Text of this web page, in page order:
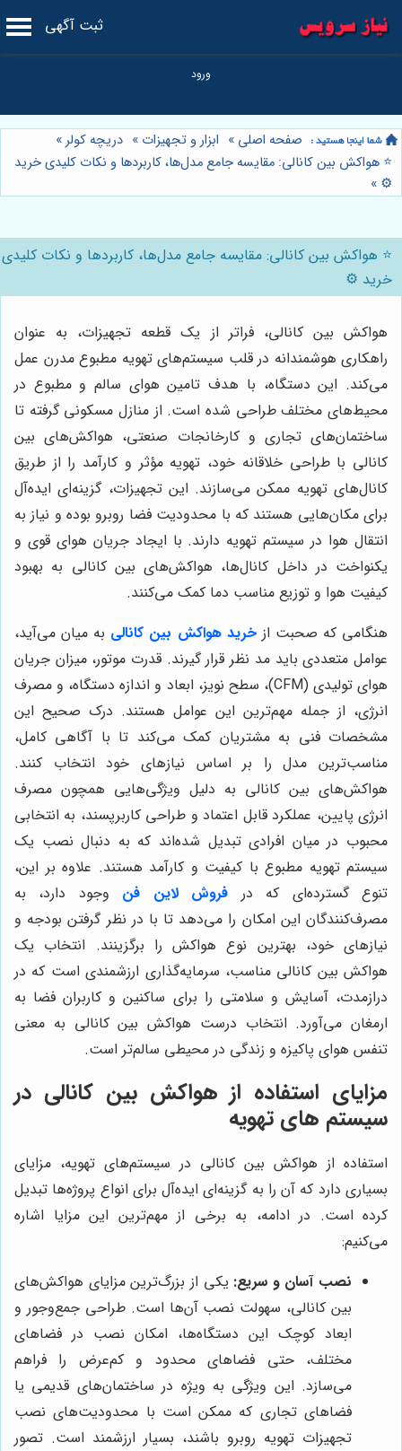
ثبت آگهی
صفحه اصلی » ابزار و تجهیزات » دریچه کولر»
⭐️ هواکش بین کانالی: مقایسه جامع مدل‌ها، کاربردها و نکات کلیدی خرید
⚙️
»
⭐️ هواکش بین کانالی: مقایسه جامع مدل‌ها، کاربردها و نکات کلیدی
خرید ⚙️
هواکش بین کانالی، فراتر از یک قطعه تجهیزات، به عنوان
راهکاری هوشمندانه در قلب سیستم‌های تهویه مطبوع مدرن عمل
می‌کند. این دستگاه، با هدف تامین هوای سالم و مطبوع در
محیط‌های مختلف طراحی شده است. از منازل مسکونی گرفته تا
ساختمان‌های تجاری و کارخانجات صنعتی، هواکش‌های بین
کانالی با طراحی خلاقانه خود، تهویه مؤثر و کارآمد را از طریق
کانال‌های تهویه ممکن می‌سازند. این تجهیزات، گزینه‌ای ایده‌آل
برای مکان‌هایی هستند که با محدودیت فضا روبرو بوده و نیاز به
انتقال هوا در سیستم تهویه دارند. با ایجاد جریان هوای قوی و
یکنواخت در داخل کانال‌ها، هواکش‌های بین کانالی به بهبود
کیفیت هوا و توزیع مناسب دما کمک می‌کنند.
هنگامی که صحبت ازخرید هواکش بین کانالی به میان می‌آید،
عوامل متعددی باید مد نظر قرار گیرند. قدرت موتور، میزان جریان
هوای تولیدی (CFM)، سطح نویز، ابعاد و اندازه دستگاه، و مصرف
انرژی، از جمله مهم‌ترین این عوامل هستند. درک صحیح این
مشخصات فنی به مشتریان کمک می‌کند تا با آگاهی کامل،
مناسب‌ترین مدل را بر اساس نیازهای خود انتخاب کنند.
هواکش‌های بین کانالی به دلیل ویژگی‌هایی همچون مصرف
انرژی پایین، عملکرد قابل اعتماد و طراحی کاربرپسند، به انتخابی
محبوب در میان افرادی تبدیل شده‌اند که به دنبال نصب یک
سیستم تهویه مطبوع با کیفیت و کارآمد هستند. علاوه بر این،
تنوع گسترده‌ای که در فروش لاین فن وجود دارد، به
مصرف‌کنندگان این امکان را می‌دهد تا با در نظر گرفتن بودجه و
نیازهای خود، بهترین نوع هواکش را برگزینند. انتخاب یک
هواکش بین کانالی مناسب، سرمایه‌گذاری ارزشمندی است که در
درازمدت، آسایش و سلامتی را برای ساکنین و کاربران فضا به
ارمغان می‌آورد. انتخاب درست هواکش بین کانالی به معنی
تنفس هوای پاکیزه و زندگی در محیطی سالم‌تر است.
مزایای استفاده از هواکش بین کانالی در
سیستم های تهویه
استفاده از هواکش بین کانالی در سیستم‌های تهویه، مزایای
بسیاری دارد که آن را به گزینه‌ای ایده‌آل برای انواع پروژه‌ها تبدیل
کرده است. در ادامه، به برخی از مهم‌ترین این مزایا اشاره
می‌کنیم:
نصب آسان و سریع: یکی از بزرگ‌ترین مزایای هواکش‌های
بین کانالی، سهولت نصب آن‌ها است. طراحی جمع‌وجور و
ابعاد کوچک این دستگاه‌ها، امکان نصب در فضاهای
مختلف، حتی فضاهای محدود و کم‌عرض را فراهم
می‌سازد. این ویژگی به ویژه در ساختمان‌های قدیمی یا
فضاهای تجاری که ممکن است با محدودیت‌های نصب
تجهیزات تهویه روبرو باشند، بسیار ارزشمند است. تصور